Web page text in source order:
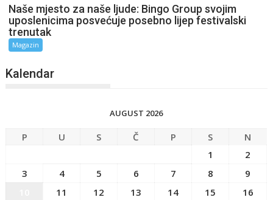
Naše mjesto za naše ljude: Bingo Group svojim
uposlenicima posvećuje posebno lijep festivalski
trenutak
Magazin
Kalendar
AUGUST 2026
P U S Č P S
N
1
2
3
4 5 6 7 8
9
11 12 13 14 15
16